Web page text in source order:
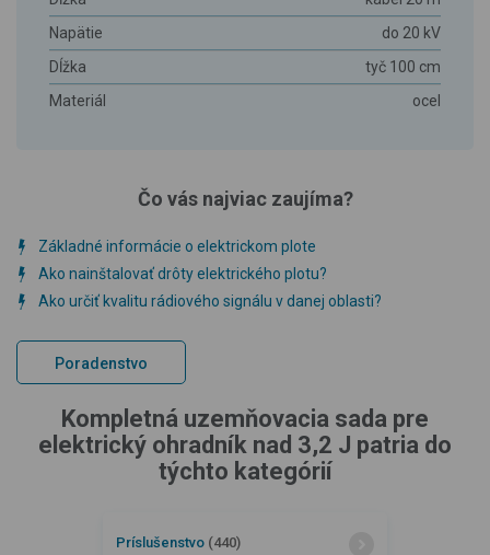
Napätie
do 20 kV
Dĺžka
tyč 100 cm
Materiál
ocel
Čo vás najviac zaujíma?
Základné informácie o elektrickom plote
Ako nainštalovať drôty elektrického plotu?
Ako určiť kvalitu rádiového signálu v danej oblasti?
Poradenstvo
Kompletná uzemňovacia sada pre
elektrický ohradník nad 3,2 J patria do
týchto kategórií
Príslušenstvo (440)